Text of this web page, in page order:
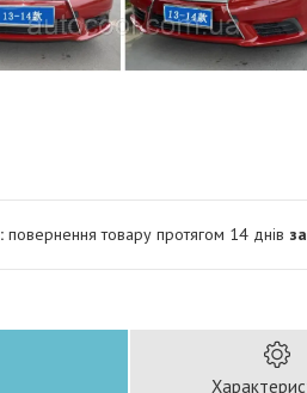
повернення товару протягом 14 днів